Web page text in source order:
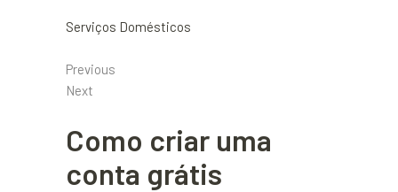
Serviços Domésticos
Previous
Next
Como criar uma
conta grátis